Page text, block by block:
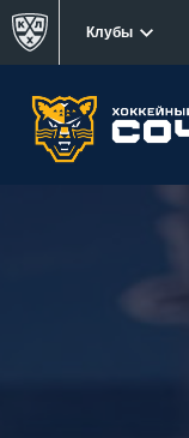
Клубы